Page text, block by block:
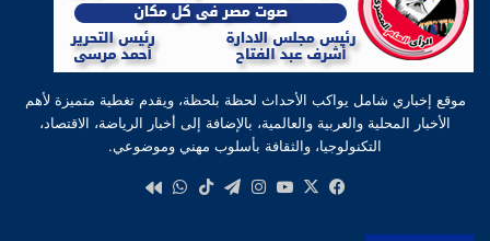
موقع إخباري شامل يواكب الأحداث لحظة بلحظة، ويقدم تغطية متميزة لأهم
الأخبار المحلية والعربية والعالمية، بالإضافة إلى أخبار الرياضة، الاقتصاد،
التكنولوجيا، والثقافة بأسلوب مهني وموضوعي.
فيسبوك
‫X
‫YouTube
انستقرام
تيلقرام‫TikTokواتساب